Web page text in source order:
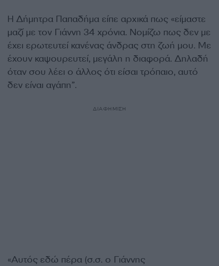
Η Δήμητρα Παπαδήμα είπε αρχικά πως «είμαστε
μαζί με τον Γιάννη 34 χρόνια. Νομίζω πως δεν με
έχει ερωτευτεί κανένας άνδρας στη ζωή μου. Με
έχουν καψουρευτεί, μεγάλη η διαφορά. Δηλαδή
όταν σου λέει ο άλλος ότι είσαι τρόπαιο, αυτό
δεν είναι αγάπη”.
ΔΙΑΦΗΜΙΣΗ
«Αυτός εδώ πέρα (σ.σ. ο Γιάννης